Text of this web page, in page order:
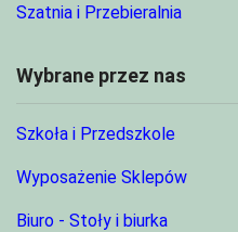
Szatnia i Przebieralnia
Wybrane przez nas
Szkoła i Przedszkole
Wyposażenie Sklepów
Biuro - Stoły i biurka